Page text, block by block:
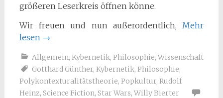
größeren Leserkreis öffnen könne.
Wir freuen und nun außerordentlich, Mehr
lesen →
Allgemein, Kybernetik, Philosophie, Wissenschaft
Gotthard Günther, Kybernetik, Philosophie,
Polykontexturalitätstheorie, Popkultur, Rudolf
Heinz, Science Fiction, Star Wars, Willy Bierter